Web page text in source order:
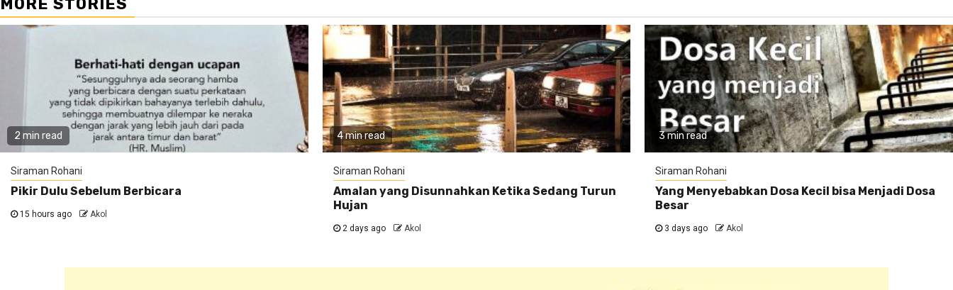
MORE STORIES
2 min read
Siraman Rohani
Pikir Dulu Sebelum Berbicara
15 hours ago Akol
4 min read
Siraman Rohani
Amalan yang Disunnahkan Ketika Sedang Turun
Hujan
2 days ago Akol
3 min read
Siraman Rohani
Yang Menyebabkan Dosa Kecil bisa Menjadi Dosa
Besar
3 days ago Akol